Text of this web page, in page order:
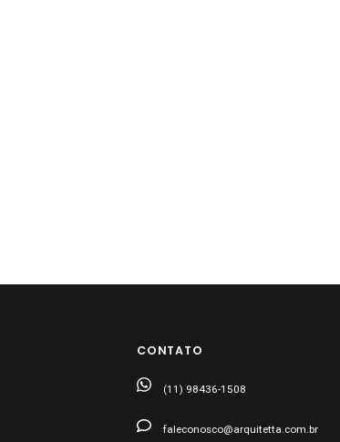
CONTATO
(11) 98436-1508
faleconosco@arquitetta.com.br